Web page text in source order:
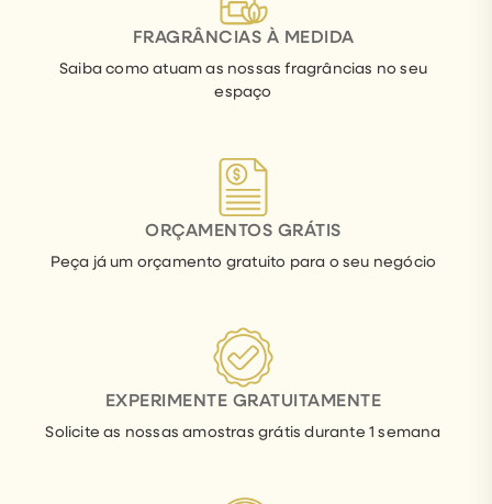
FRAGRÂNCIAS À MEDIDA
Saiba como atuam as nossas fragrâncias no seu
espaço
ORÇAMENTOS GRÁTIS
Peça já um orçamento gratuito para o seu negócio
EXPERIMENTE GRATUITAMENTE
Solicite as nossas amostras grátis durante 1 semana